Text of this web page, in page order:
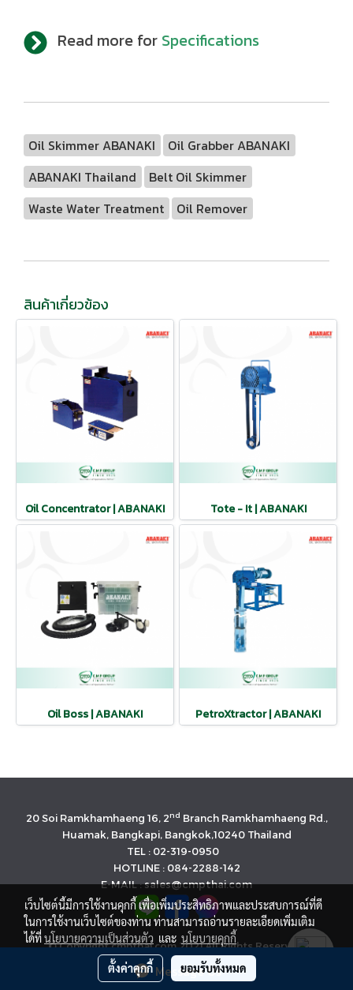
Message Us
Read more for Specifications
Oil Skimmer ABANAKI
Oil Grabber ABANAKI
ABANAKI Thailand
Belt Oil Skimmer
Waste Water Treatment
Oil Remover
สินค้าเกี่ยวข้อง
Oil Concentrator | ABANAKI Tote - It | ABANAKI
Oil Boss | ABANAKI PetroXtractor | ABANAKI
20 Soi Ramkhamhaeng 16, 2nd Branch Ramkhamhaeng Rd.,
Huamak, Bangkapi, Bangkok,10240 Thailand
TEL : 02-319-0950
HOTLINE : 084-2288-142
E-MAIL : sales@cmpthai.com
© Copyright cmpthai.com 2021 All Rights Reserved.
นโยบายคุ้มครองข้อมูลส่วนบุคคล(Privacy Policy)
เว็บไซต์นี้มีการใช้งานคุกกี้ เพื่อเพิ่มประสิทธิภาพและประสบการณ์ที่ดี
ในการใช้งานเว็บไซต์ของท่าน ท่านสามารถอ่านรายละเอียดเพิ่มเติม
ได้ที่นโยบายความเป็นส่วนตัว และ นโยบายคุกกี้
ตั้งค่าคุกกี้ ยอมรับทั้งหมด